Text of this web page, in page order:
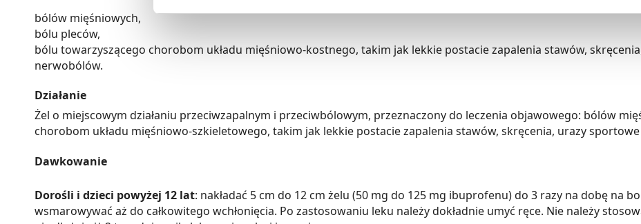
bólów mięśniowych,
bólu pleców,
bólu towarzyszącego chorobom układu mięśniowo-kostnego, takim jak lekkie postacie zapalenia stawów,
nerwobólów.
Działanie
Żel o miejscowym działaniu przeciwzapalnym i przeciwbólowym, przeznaczony do leczenia objawowego: bólów
chorobom układu mięśniowo-szkieletowego, takim jak lekkie postacie zapalenia stawów, skręcenia, urazy
Dawkowanie
Dorośli i dzieci powyżej 12 lat: nakładać 5 cm do 12 cm żelu (50 mg do 125 mg ibuprofenu) do 3 razy na dobę na
wsmarowywać aż do całkowitego wchłonięcia. Po zastosowaniu leku należy dokładnie umyć ręce. Nie należy